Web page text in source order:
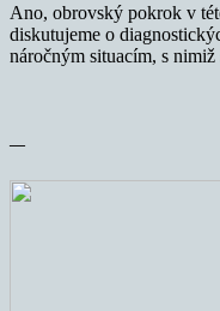
Ano, obrovský pokrok v
diskutujeme o
náročným situacím, s
—